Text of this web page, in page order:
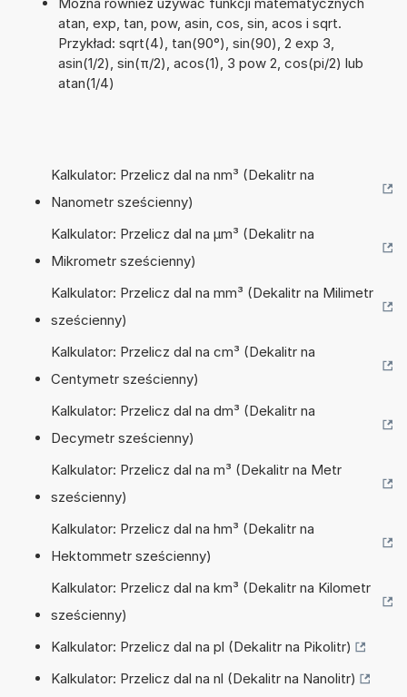
atan, exp, tan, pow, asin, cos, sin, acos i sqrt.
Przykład: sqrt(4), tan(90°), sin(90), 2 exp 3,
asin(1/2), sin(π/2), acos(1), 3 pow 2, cos(pi/2) lub
atan(1/4)
Kalkulator: Przelicz dal na nm³ (Dekalitr na
Nanometr sześcienny)
Kalkulator: Przelicz dal na µm³ (Dekalitr na
Mikrometr sześcienny)
Kalkulator: Przelicz dal na mm³ (Dekalitr na Milimetr
sześcienny)
Kalkulator: Przelicz dal na cm³ (Dekalitr na
Centymetr sześcienny)
Kalkulator: Przelicz dal na dm³ (Dekalitr na
Decymetr sześcienny)
Kalkulator: Przelicz dal na m³ (Dekalitr na Metr
sześcienny)
Kalkulator: Przelicz dal na hm³ (Dekalitr na
Hektommetr sześcienny)
Kalkulator: Przelicz dal na km³ (Dekalitr na Kilometr
sześcienny)
Kalkulator: Przelicz dal na pl (Dekalitr na Pikolitr)
Kalkulator: Przelicz dal na nl (Dekalitr na Nanolitr)